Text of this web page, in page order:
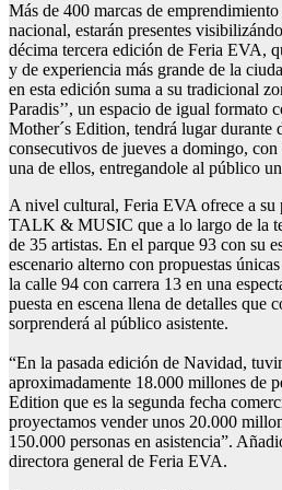
Más de 400 marcas de
nacional, estarán presentes
décima tercera edición de Feria EVA,
y de experiencia más grande de la
en esta edición suma a su tradicional
Paradis’’, un espacio de igual formato
Mother´s Edition, tendrá lugar durante
consecutivos de jueves a domingo, con
una de ellos, entregandole al público
A nivel cultural, Feria EVA ofrece a su
TALK & MUSIC que a lo largo de la
de 35 artistas. En el parque 93 con su
escenario alterno con propuestas
la calle 94 con carrera 13 en una
puesta en escena llena de detalles que
sorprenderá al público asistente.
“En la pasada edición de Navidad,
aproximadamente 18.000 millones de
Edition que es la segunda fecha
proyectamos vender unos 20.000
150.000 personas en asistencia”.
directora general de Feria EVA.